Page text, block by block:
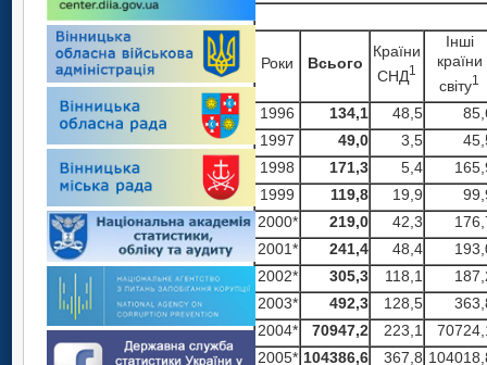
Роки Всього
Країни
СНД1
Iншi
країни
свiту1
1996 134,1 48,5
1997
49,0 3,5
1998
171,3 5,4
1999
119,8 19,9
2000*
219,0 42,3
2001*
241,4 48,4
2002*
305,3 118,1
2003*
492,3 128,5
2004*
70947,2 223,1
2005* 104386,6 367,8